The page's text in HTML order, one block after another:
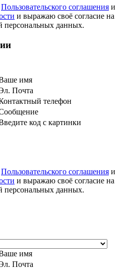
Пользовательского соглашения и
и выражаю своё согласие на
персональных данных.
имя
Почта
телефон
код с картинки
Пользовательского соглашения и
и выражаю своё согласие на
персональных данных.
имя
Почта